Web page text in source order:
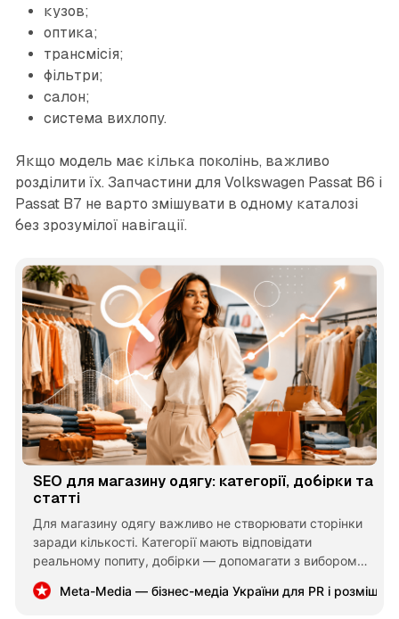
кузов;
оптика;
трансмісія;
фільтри;
салон;
система вихлопу.
Якщо модель має кілька поколінь, важливо
розділити їх. Запчастини для Volkswagen Passat B6 і
Passat B7 не варто змішувати в одному каталозі
без зрозумілої навігації.
SEO для магазину одягу: категорії, добірки та
статті
Для магазину одягу важливо не створювати сторінки
заради кількості. Категорії мають відповідати
реальному попиту, добірки — допомагати з вибором
образу, а статті — вести до товарів. Така структура
дає стабільний органічний трафік і спрощує шлях
Meta-Media — бізнес-медіа України для PR і